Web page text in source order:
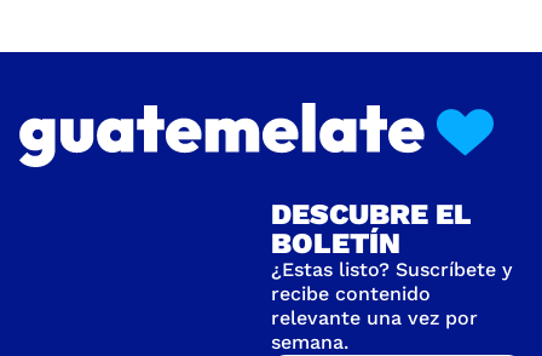
DESCUBRE EL
BOLETÍN
¿Estas listo? Suscríbete y
recibe contenido
relevante una vez por
semana.